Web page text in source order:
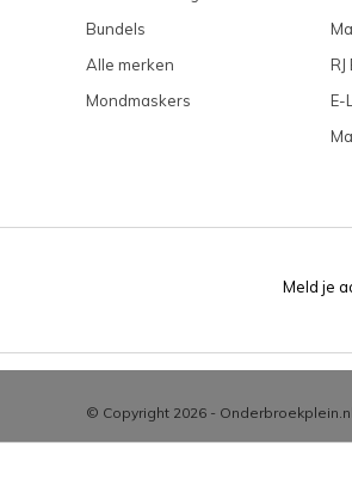
Bundels
Alle merken
Mondmaskers
E-
Meld je
© Copyright 2026 - Onderbroekplein.nl